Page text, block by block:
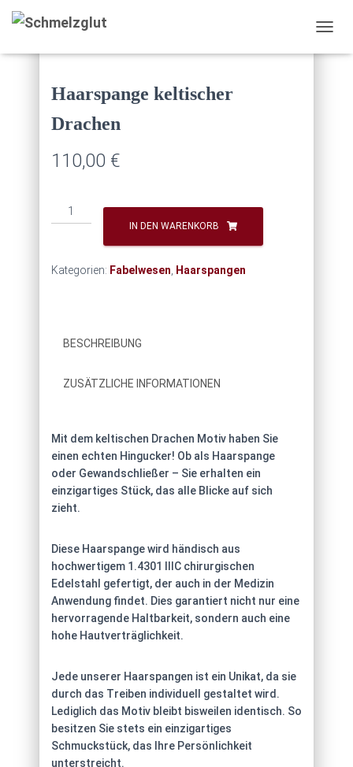
Haarspange keltischer
Drachen
110,00 €
Haarspange
keltischer
IN DEN WARENKORB
Kategorien: Fabelwesen Haarspangen
BESCHREIBUNG
ZUSÄTZLICHE INFORMATIONEN
Mit dem keltischen Drachen Motiv haben Sie
einen echten Hingucker! Ob als Haarspange
oder Gewandschließer – Sie erhalten ein
einzigartiges Stück, das alle Blicke auf sich
zieht.
Diese Haarspange wird händisch aus
hochwertigem 1.4301 IIIC chirurgischen
Edelstahl gefertigt, der auch in der Medizin
Anwendung findet. Dies garantiert nicht nur eine
hervorragende Haltbarkeit, sondern auch eine
hohe Hautverträglichkeit.
Jede unserer Haarspangen ist ein Unikat, da sie
durch das Treiben individuell gestaltet wird.
Lediglich das Motiv bleibt bisweilen identisch. So
besitzen Sie stets ein einzigartiges
Schmuckstück, das Ihre Persönlichkeit
unterstreicht.